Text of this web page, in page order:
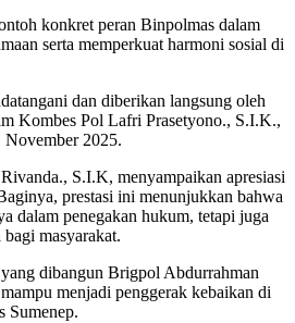
konkret peran Binpolmas dalam
serta memperkuat harmoni sosial di
dan diberikan langsung oleh
Kombes Pol Lafri Prasetyono., S.I.K.,
November 2025.
S.I.K, menyampaikan apresiasi
prestasi ini menunjukkan bahwa
dalam penegakan hukum, tetapi juga
masyarakat.
dibangun Brigpol Abdurrahman
menjadi penggerak kebaikan di
Sumenep.